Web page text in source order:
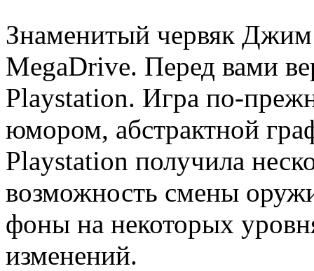
Знаменитый червяк
MegaDrive. Перед вами
Playstation. Игра по-
юмором, абстрактной
Playstation получила
возможность смены
фоны на некоторых
изменений.